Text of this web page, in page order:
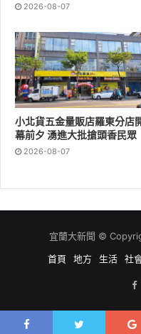
2026-08-07
小北貨五金量販店羅東分店
幕前夕 湧進大批搶頭香民眾
2026-08-07
宜蘭大新聞 ©
首頁
地方 生活 社